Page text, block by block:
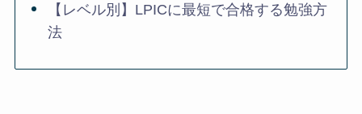
【レベル別】LPICに最短で合格する勉強方
法